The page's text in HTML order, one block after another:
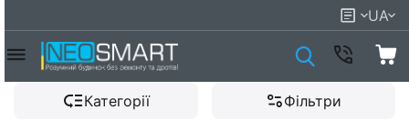
UA
Категорії Фільтри